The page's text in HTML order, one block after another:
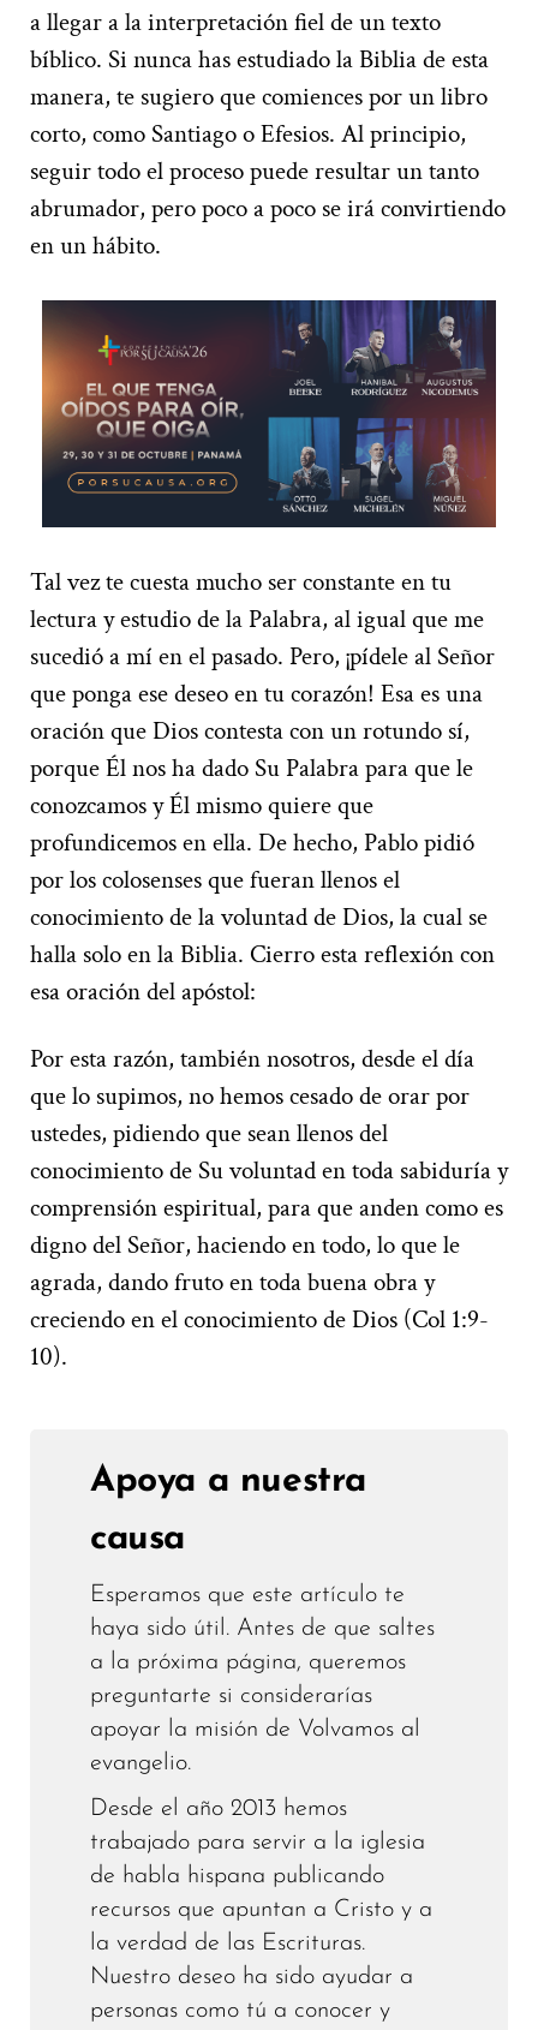
a llegar a la interpretación fiel de un texto
bíblico. Si nunca has estudiado la Biblia de esta
manera, te sugiero que comiences por un libro
corto, como Santiago o Efesios. Al principio,
seguir todo el proceso puede resultar un tanto
abrumador, pero poco a poco se irá convirtiendo
en un hábito.
Tal vez te cuesta mucho ser constante en tu
lectura y estudio de la Palabra, al igual que me
sucedió a mí en el pasado. Pero, ¡pídele al Señor
que ponga ese deseo en tu corazón! Esa es una
oración que Dios contesta con un rotundo sí,
porque Él nos ha dado Su Palabra para que le
conozcamos y Él mismo quiere que
profundicemos en ella. De hecho, Pablo pidió
por los colosenses que fueran llenos el
conocimiento de la voluntad de Dios, la cual se
halla solo en la Biblia. Cierro esta reflexión con
esa oración del apóstol:
Por esta razón, también nosotros, desde el día
que lo supimos, no hemos cesado de orar por
ustedes, pidiendo que sean llenos del
conocimiento de Su voluntad en toda sabiduría y
comprensión espiritual, para que anden como es
digno del Señor, haciendo en todo, lo que le
agrada, dando fruto en toda buena obra y
creciendo en el conocimiento de Dios (Col 1:9-
10).
Apoya a nuestra
causa
Esperamos que este artículo te
haya sido útil. Antes de que saltes
a la próxima página, queremos
preguntarte si considerarías
apoyar la misión de Volvamos al
evangelio.
Desde el año 2013 hemos
trabajado para servir a la iglesia
de habla hispana publicando
recursos que apuntan a Cristo y a
la verdad de las Escrituras.
Nuestro deseo ha sido ayudar a
personas como tú a conocer y